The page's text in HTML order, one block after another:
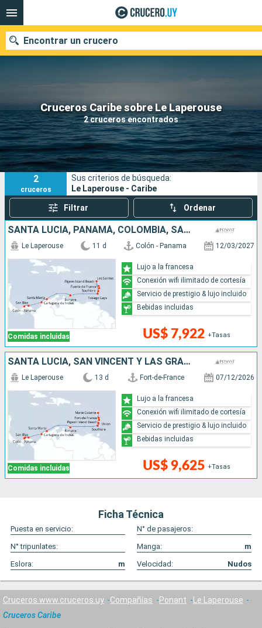
Cruceros Caribe sobre Le Laperouse
2 cruceros encontrados
Encontrar un crucero
Nuestros destinos
Fecha de salida
Puertos Compañías
Buscar
2
cruceros
Sus criterios de búsqueda:
Le Laperouse - Caribe
Filtrar Ordenar
SANTA LUCIA, PANAMÁ, COLOMBIA, SAN VINCENT Y LAS GRANADINAS
Comidas incluidas
Le Laperouse 11 d Colón - Panama 12/03/2027
US$ 7,922 +Tasas
Lujo a la francesa
Conexión wifi ilimitado de cortesía
Servicio de prestigio & lujo incluido
Bebidas incluidas
SANTA LUCIA, SAN VINCENT Y LAS GRANADINAS, COLOMBIA, PANAMÁ
Comidas incluidas
Le Laperouse 13 d Fort-de-France 07/12/2026
US$ 9,625 +Tasas
Lujo a la francesa
Conexión wifi ilimitado de cortesía
Servicio de prestigio & lujo incluido
Bebidas incluidas
Ficha Técnica
Puesta en servicio:
N° de pasajeros:
N° tripunlates:
Manga:
m
Eslora:
m Velocidad: Nudos
Cruceros www.cruceros.uy Compañías Ponant
Le Laperouse
Cruceros Caribe